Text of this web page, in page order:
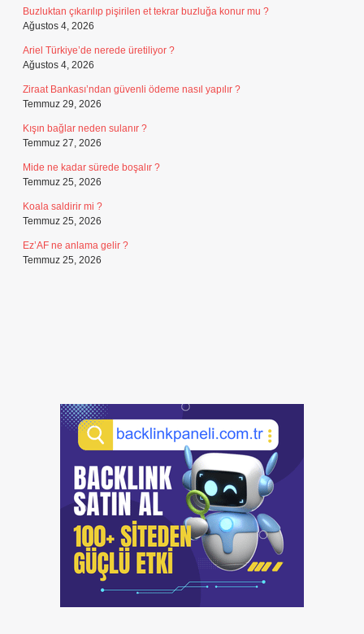
Buzluktan çıkarılıp pişirilen et tekrar buzluğa konur mu ?
Ağustos 4, 2026
Ariel Türkiye’de nerede üretiliyor ?
Ağustos 4, 2026
Ziraat Bankası’ndan güvenli ödeme nasıl yapılır ?
Temmuz 29, 2026
Kışın bağlar neden sulanır ?
Temmuz 27, 2026
Mide ne kadar sürede boşalır ?
Temmuz 25, 2026
Koala saldirir mi ?
Temmuz 25, 2026
Ez’AF ne anlama gelir ?
Temmuz 25, 2026